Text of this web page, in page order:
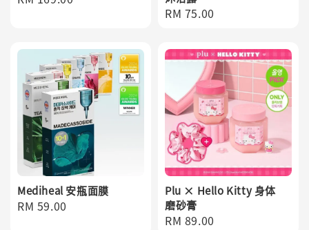
Regular
RM 75.00
Mediheal 安瓶面膜
Regular
RM 59.00
Plu × Hello Kitty 身体
磨砂膏
Regular
RM 89.00